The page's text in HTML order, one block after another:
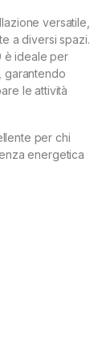
versatile,
a diversi spazi.
è ideale per
garantendo
le attività
per chi
energetica
H - 39 DBA